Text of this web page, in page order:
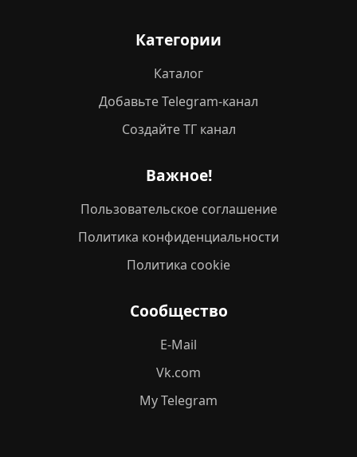
Категории
Каталог
Добавьте Telegram-канал
Создайте ТГ канал
Важное!
Пользовательское соглашение
Политика конфиденциальности
Политика cookie
Сообщество
E-Mail
Vk.com
My Telegram